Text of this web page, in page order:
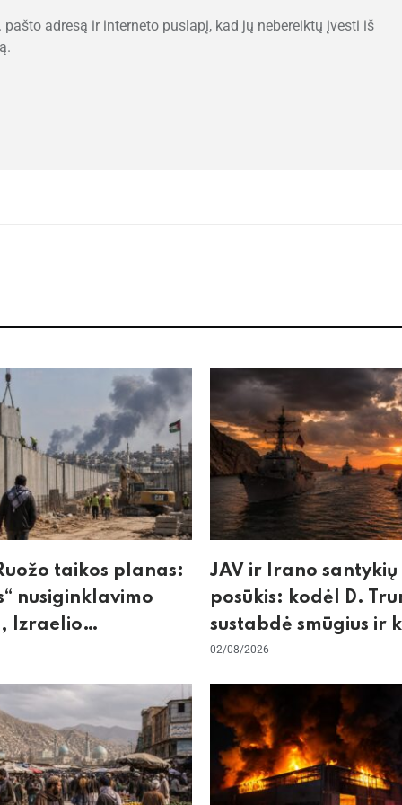
adresą ir interneto puslapį, kad jų nebereiktų įvesti iš
taikos planas:
nusiginklavimo
Izraelio
JAV ir Irano santykių
posūkis: kodėl D.
sustabdė smūgius ir
rizikuoja pasaulio
02/08/2026